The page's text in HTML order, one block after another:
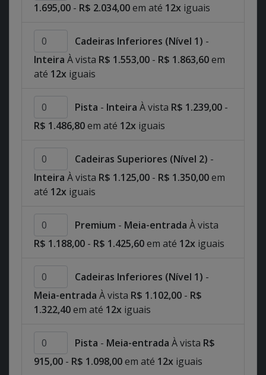
1.695,00 - R$ 2.034,00em até 12x iguais
Cadeiras Inferiores (Nível 1) -
Inteira À vista R$ 1.553,00 - R$ 1.863,60em
até 12x iguais
Pista - Inteira À vista R$ 1.239,00 -
R$ 1.486,80em até 12x iguais
Cadeiras Superiores (Nível 2) -
Inteira À vista R$ 1.125,00 - R$ 1.350,00em
até 12x iguais
Premium - Meia-entrada À vista
R$ 1.188,00 - R$ 1.425,60em até 12x iguais
Cadeiras Inferiores (Nível 1) -
Meia-entrada À vista R$ 1.102,00 - R$
1.322,40em até 12x iguais
Pista - Meia-entrada À vista R$
915,00 - R$ 1.098,00em até 12x iguais